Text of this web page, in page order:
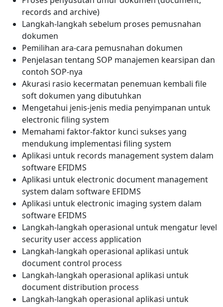
records and archive)
Langkah-langkah sebelum proses pemusnahan
dokumen
Pemilihan ara-cara pemusnahan dokumen
Penjelasan tentang SOP manajemen kearsipan dan
contoh SOP-nya
Akurasi rasio kecermatan penemuan kembali file
soft dokumen yang dibutuhkan
Mengetahui jenis-jenis media penyimpanan untuk
electronic filing system
Memahami faktor-faktor kunci sukses yang
mendukung implementasi filing system
Aplikasi untuk records management system dalam
software EFIDMS
Aplikasi untuk electronic document management
system dalam software EFIDMS
Aplikasi untuk electronic imaging system dalam
software EFIDMS
Langkah-langkah operasional untuk mengatur level
security user access application
Langkah-langkah operasional aplikasi untuk
document control process
Langkah-langkah operasional aplikasi untuk
document distribution process
Langkah-langkah operasional aplikasi untuk